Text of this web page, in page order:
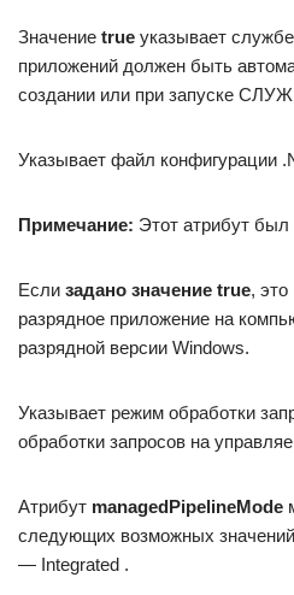
Значение true указывает
приложений должен быть
создании или при запуске
Указывает файл конфигурации
Примечание: Этот атрибут
Если задано значение true, это
разрядное приложение на
разрядной версии Windows.
Указывает режим обработки
обработки запросов на
Атрибут managedPipelineMode
следующих возможных
— Integrated .